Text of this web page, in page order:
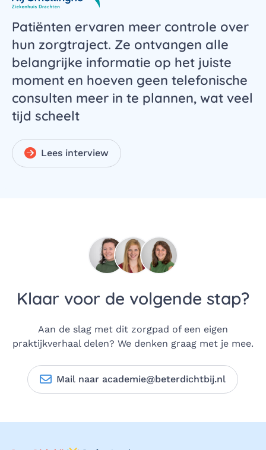
Patiënten ervaren meer controle over
hun zorgtraject. Ze ontvangen alle
belangrijke informatie op het juiste
moment en hoeven geen telefonische
consulten meer in te plannen, wat veel
tijd scheelt
Lees interview
Klaar voor de volgende stap?
Aan de slag met dit zorgpad of een eigen
praktijkverhaal delen? We denken graag met je mee.
Mail naar academie@beterdichtbij.nl